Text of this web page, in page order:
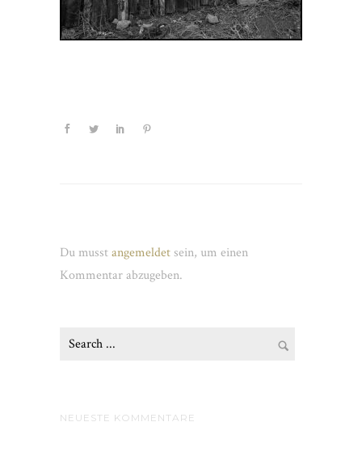
Du musstangemeldet sein, um einen
Kommentar abzugeben.
NEUESTE KOMMENTARE